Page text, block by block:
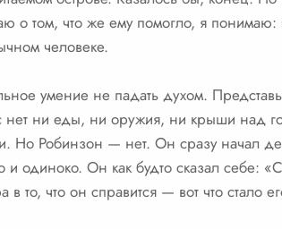
о том, что же ему помогло, я понимаю:
человеке.
умение не падать духом.
нет ни еды, ни оружия, ни крыши над
Но Робинзон — нет. Он сразу начал
и одиноко. Он как будто сказал себе:
в то, что он справится — вот что стало